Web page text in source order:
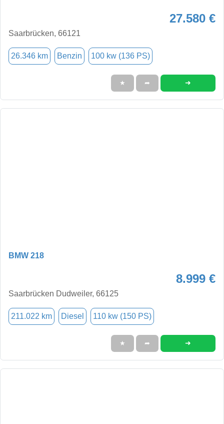
27.580 €
Saarbrücken, 66121
26.346 km Benzin 100 kw (136 PS)
★ ➦ ➜
BMW 218
8.999 €
Saarbrücken Dudweiler, 66125
211.022 km Diesel 110 kw (150 PS)
★ ➦ ➜